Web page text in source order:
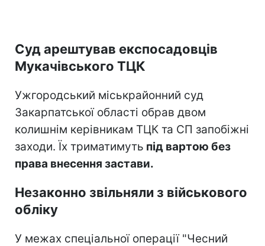
Суд арештував експосадовців
Мукачівського ТЦК
Ужгородський міськрайонний суд
Закарпатської області обрав двом
колишнім керівникам ТЦК та СП запобіжні
заходи. Їх триматимуть під вартою без
права внесення застави.
Незаконно звільняли з військового
обліку
У межах спеціальної операції "Чесний